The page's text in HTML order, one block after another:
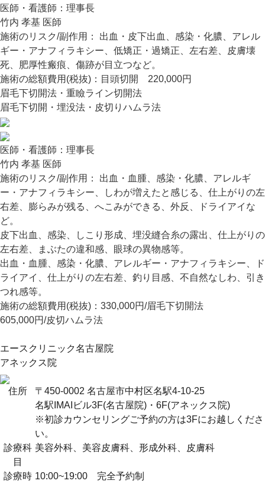
医師・看護師： 理事長
竹内 孝基 医師
施術のリスク/副作用：
出血・皮下出血、感染・化膿、アレル
ギー・アナフィラキシー、低矯正・過矯正、左右差、皮膚壊
死、肥厚性瘢痕、傷跡が目立つなど。
施術の総額費用(税抜)： 目頭切開 220,000円
眉毛下切開法・重瞼ライン切開法
眉毛下切開・埋没法・皮切りハムラ法
医師・看護師： 理事長
竹内 孝基 医師
施術のリスク/副作用：
出血・血腫、感染・化膿、アレルギ
ー・アナフィラキシー、しわが増えたと感じる、仕上がりの左
右差、膨らみが残る、へこみができる、外反、ドライアイな
ど。
皮下出血、感染、しこり形成、埋没縫合糸の露出、仕上がりの
左右差、まぶたの違和感、眼球の異物感等。
出血・血腫、感染・化膿、アレルギー・アナフィラキシー、ド
ライアイ、仕上がりの左右差、釣り目感、不自然なしわ、引き
つれ感等。
施術の総額費用(税抜)： 330,000円/眉毛下切開法
605,000円/皮切ハムラ法
エースクリニック名古屋院
アネックス院
住所
〒450-0002 名古屋市中村区名駅4-10-25
名駅IMAIビル3F(名古屋院)・6F(アネックス院)
※初診カウンセリングご予約の方は3Fにお越しくださ
い。
診療科
目
美容外科、美容皮膚科、形成外科、皮膚科
診療時 10:00~19:00 完全予約制